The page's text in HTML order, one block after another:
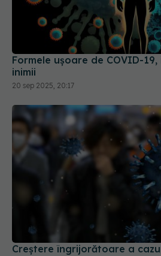
Formele ușoare de COVID-
inimii
20 sep 2025, 20:17
Creștere îngrijorătoare a